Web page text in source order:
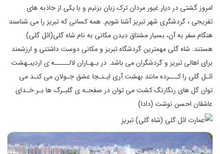
امروز گشتی در دیار غیور مردان ترک زبان بزنیم و با یکی از جاذبه های
تفریحی ، گردشگری شهر تبریز آشنا شویم. همه کسانی که تبریز را می شناسند
هنگام سفر به آن، بسیار مشتاق دیدن مکانی به نام شاه گلی(ائل گلی)
هستند. شاه گلی مهمترین گردشگاه تبریز و مکانی دوست داشتنی و ارزشمند
برای اهالی تبریز و گردشگران می باشد. در بـهـاران لالـــــه ی اردیبـهشت
ائـل گلی را کـــرده مانند بهشت آری ایـنـجا عشق جـولان می کنـد می
توان گل های رنگارنگ کشت می توان در صفحـه ی گلبـرگ ها بـر خـدای
عاشقان احسن نوشت (دادا)